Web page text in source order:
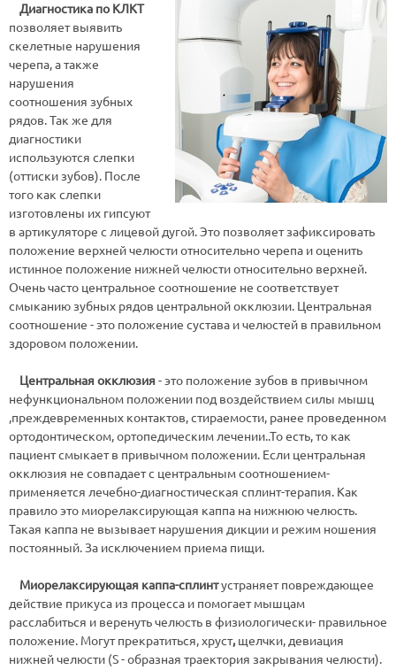
Диагностика по КЛКТ
позволяет выявить
скелетные нарушения
черепа, а также
нарушения
соотношения зубных
рядов. Так же для
диагностики
используются слепки
(оттиски зубов). После
того как слепки
изготовлены их гипсуют
в артикуляторе с лицевой дугой. Это позволяет зафиксировать
положение верхней челюсти относительно черепа и оценить
истинное положение нижней челюсти относительно верхней.
Очень часто центральное соотношение не соответствует
смыканию зубных рядов центральной окклюзии. Центральная
соотношение - это положение сустава и челюстей в правильном
здоровом положении.
Центральная окклюзия- это положение зубов в привычном
нефункциональном положении под воздействием силы мышц
,преждевременных контактов, стираемости, ранее проведенном
ортодонтическом, ортопедическим лечении..То есть, то как
пациент смыкает в привычном положении. Если центральная
окклюзия не совпадает с центральным соотношением-
применяется лечебно-диагностическая сплинт-терапия. Как
правило это миорелаксирующая каппа на нижнюю челюсть.
Такая каппа не вызывает нарушения дикции и режим ношения
постоянный. За исключением приема пищи.
Миорелаксирующая каппа-сплинтустраняет повреждающее
действие прикуса из процесса и помогает мышцам
расслабиться и веренуть челюсть в физиологически- правильное
положение. Могут прекратиться, хруст, щелчки, девиация
нижней челюсти (S - образная траектория закрывания челюсти).